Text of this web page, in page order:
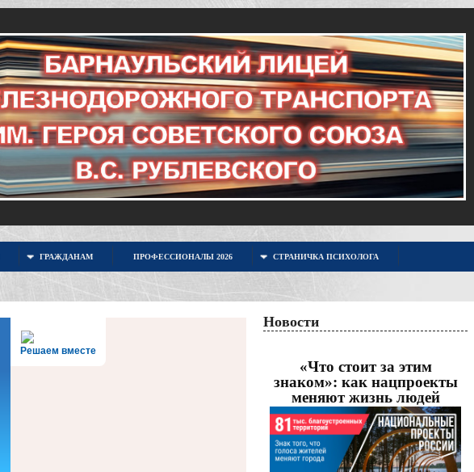
ГРАЖДАНАМ ПРОФЕССИОНАЛЫ 2026 СТРАНИЧКА ПСИХОЛОГА
Решаем вместе
Новости
«Что стоит за этим
знаком»: как нацпроекты
меняют жизнь людей